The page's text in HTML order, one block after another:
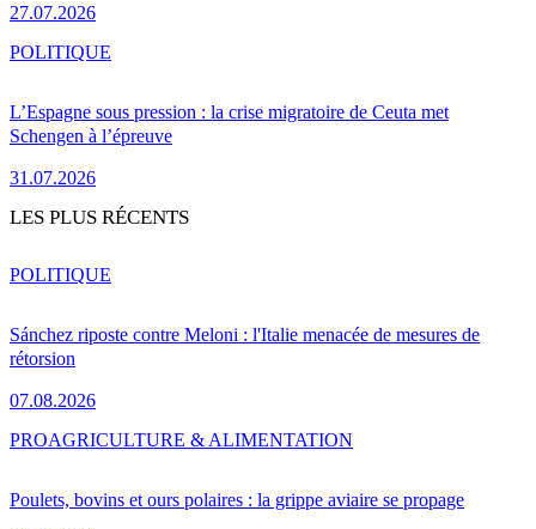
27.07.2026
L’Espagne sous pression : la crise migratoire de Ceuta met
Schengen à l’épreuve
31.07.2026
POLITIQUE
LES PLUS RÉCENTS
Sánchez riposte contre Meloni : l'Italie menacée de mesures de
rétorsion
07.08.2026
POLITIQUE
Poulets, bovins et ours polaires : la grippe aviaire se propage
PROAGRICULTURE & ALIMENTATION